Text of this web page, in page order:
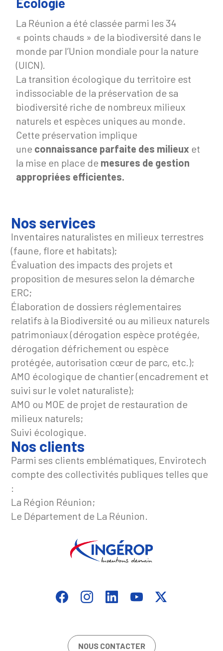
La Réunion a été classée parmi les 34
« points chauds » de la biodiversité dans le
monde par l’Union mondiale pour la nature
(UICN).
La transition écologique du territoire est
indissociable de la préservation de sa
biodiversité riche de nombreux milieux
naturels et espèces uniques au monde.
Cette préservation implique
une connaissance parfaite des milieux et
la mise en place de mesures de gestion
appropriées efficientes.
Nos services
Inventaires naturalistes en milieux terrestres
(faune, flore et habitats);
Évaluation des impacts des projets et
proposition de mesures selon la démarche
ERC;
Élaboration de dossiers réglementaires
relatifs à la Biodiversité ou au milieux naturels
patrimoniaux (dérogation espèce protégée,
dérogation défrichement ou espèce
protégée, autorisation cœur de parc, etc.);
AMO écologique de chantier (encadrement et
suivi sur le volet naturaliste);
AMO ou MOE de projet de restauration de
milieux naturels;
Suivi écologique.
Nos clients
Parmi ses clients emblématiques, Envirotech
compte des collectivités publiques telles que
:
La Région Réunion;
Le Département de La Réunion.
NOUS CONTACTER